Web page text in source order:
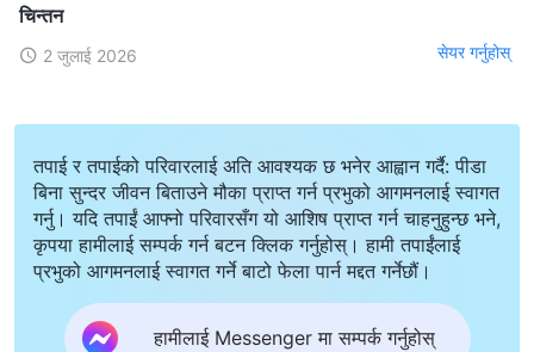
चिन्तन
2 जुलाई 2026 सेयर गर्नुहोस्
तपाई र तपाईको परिवारलाई अति आवश्यक छ भनेर आह्वान गर्दै: पीडा
बिना सुन्दर जीवन बिताउने मौका प्राप्त गर्न प्रभुको आगमनलाई स्वागत
गर्नु। यदि तपाईं आफ्नो परिवारसँग यो आशिष प्राप्त गर्न चाहनुहुन्छ भने,
कृपया हामीलाई सम्पर्क गर्न बटन क्लिक गर्नुहोस्। हामी तपाईंलाई
प्रभुको आगमनलाई स्वागत गर्ने बाटो फेला पार्न मद्दत गर्नेछौं।
हामीलाई Messenger मा सम्पर्क गर्नुहोस्